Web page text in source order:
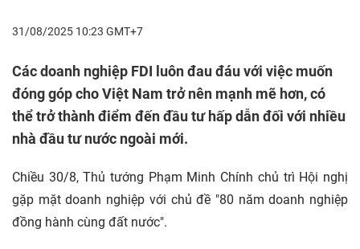
31/08/2025 10:23 GMT+7
Các doanh nghiệp FDI luôn đau đáu với việc muốn
đóng góp cho Việt Nam trở nên mạnh mẽ hơn, có
thể trở thành điểm đến đầu tư hấp dẫn đối với nhiều
nhà đầu tư nước ngoài mới.
Chiều 30/8, Thủ tướng Phạm Minh Chính chủ trì Hội nghị
gặp mặt doanh nghiệp với chủ đề "80 năm doanh nghiệp
đồng hành cùng đất nước".